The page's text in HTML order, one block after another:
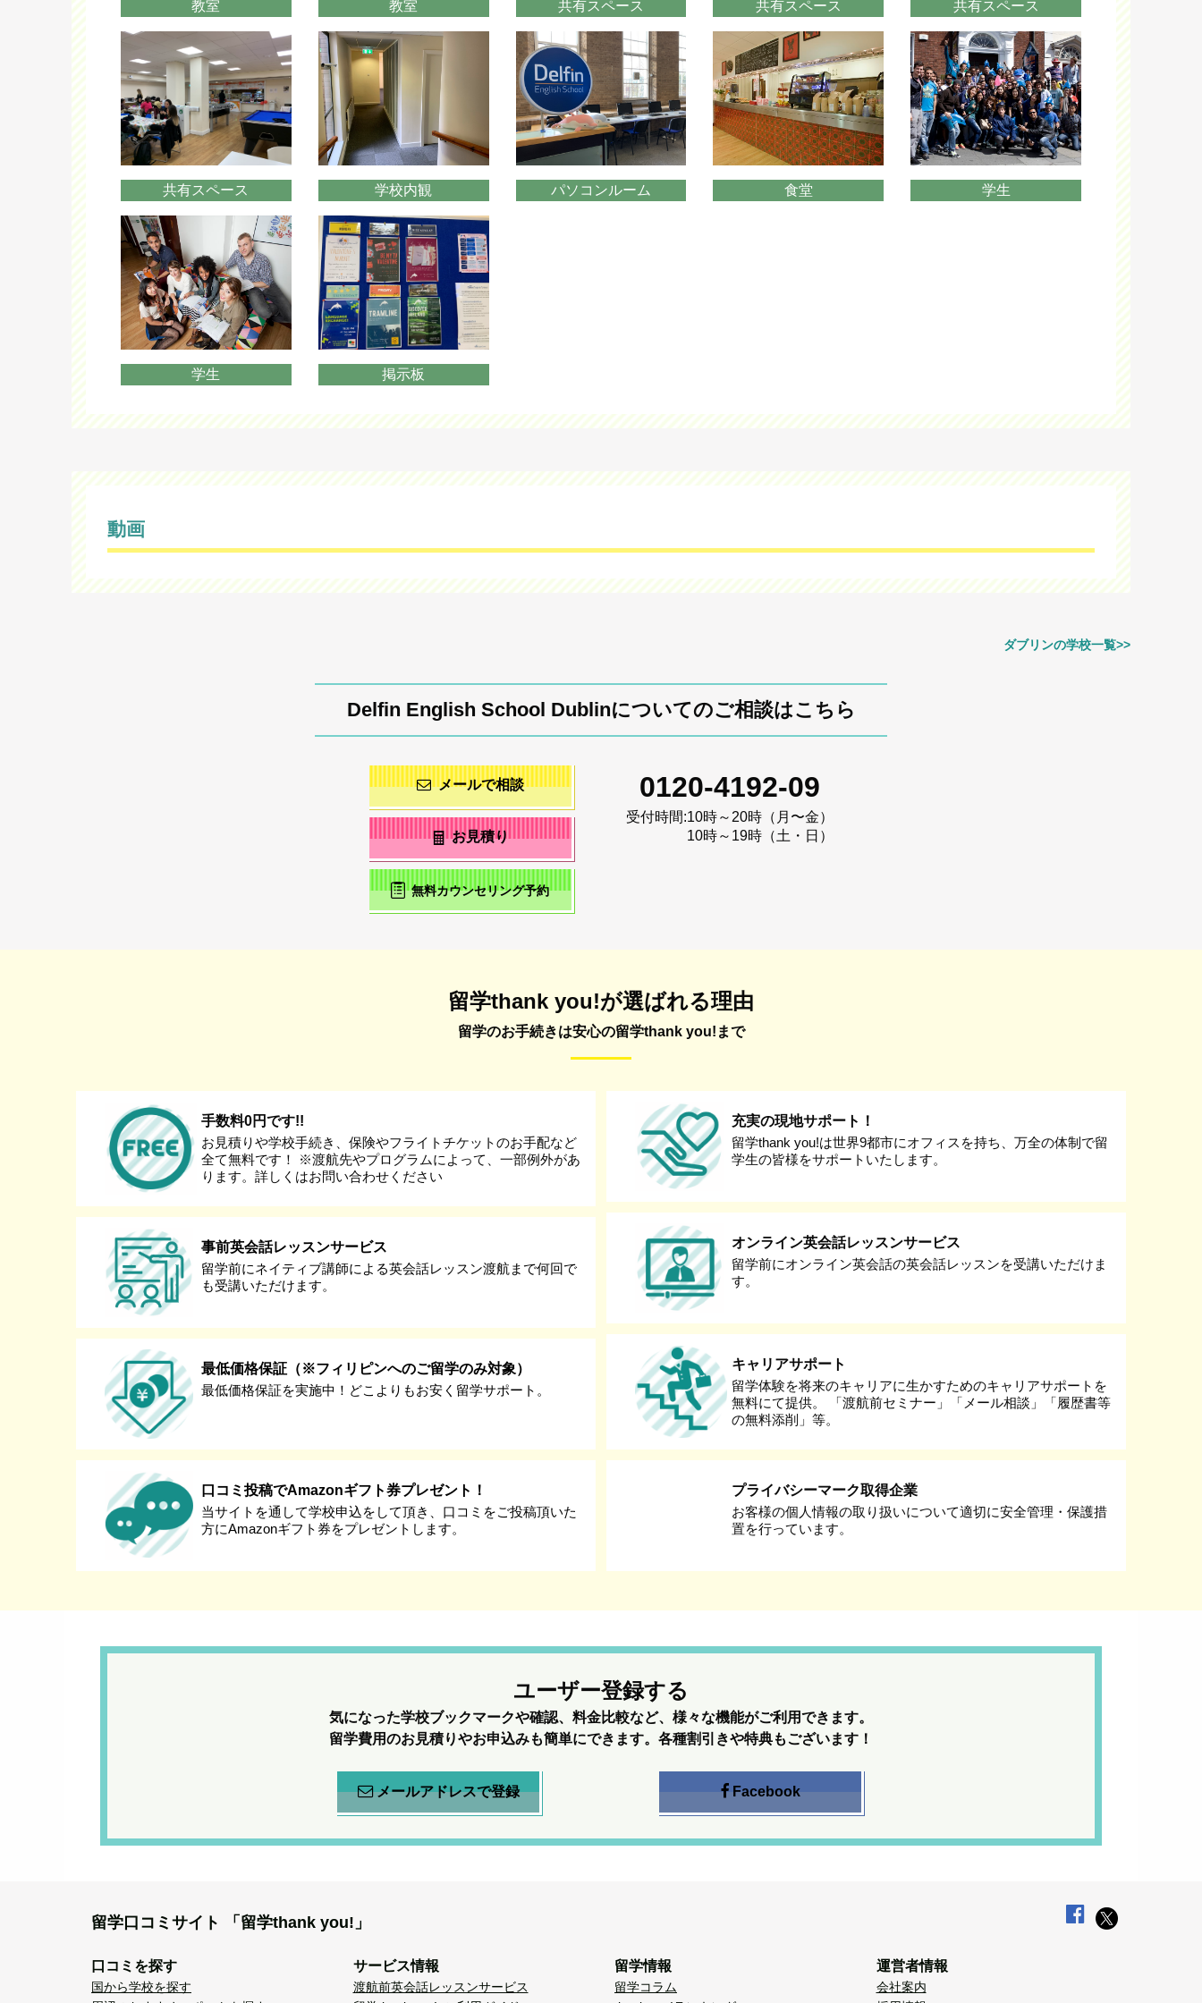
教室 教室 共有スペース 共有スペース 共有スペース
共有スペース 学校内観 パソコンルーム 食堂 学生
学生 掲示板
動画
ダブリンの学校一覧>>
Delfin English School Dublinについてのご相談はこちら
メールで相談
お見積り
無料カウンセリング予約
0120-4192-09
受付時間:10時～20時（月〜金）
10時～19時（土・日）
留学thank you!が選ばれる理由
留学のお手続きは安心の留学thank you!まで
手数料0円です!!
お見積りや学校手続き、保険やフライトチケットのお手配など
全て無料です！ ※渡航先やプログラムによって、一部例外があ
ります。詳しくはお問い合わせください
事前英会話レッスンサービス
留学前にネイティブ講師による英会話レッスン渡航まで何回で
も受講いただけます。
最低価格保証（※フィリピンへのご留学のみ対象）
最低価格保証を実施中！どこよりもお安く留学サポート。
口コミ投稿でAmazonギフト券プレゼント！
当サイトを通して学校申込をして頂き、口コミをご投稿頂いた
方にAmazonギフト券をプレゼントします。
充実の現地サポート！
留学thank you!は世界9都市にオフィスを持ち、万全の体制で留
学生の皆様をサポートいたします。
オンライン英会話レッスンサービス
留学前にオンライン英会話の英会話レッスンを受講いただけま
す。
キャリアサポート
留学体験を将来のキャリアに生かすためのキャリアサポートを
無料にて提供。 「渡航前セミナー」「メール相談」「履歴書等
の無料添削」等。
プライバシーマーク取得企業
お客様の個人情報の取り扱いについて適切に安全管理・保護措
置を行っています。
ユーザー登録する
気になった学校ブックマークや確認、料金比較など、様々な機能がご利用できます。
留学費用のお見積りやお申込みも簡単にできます。各種割引きや特典もございます！
メールアドレスで登録 Facebook
留学口コミサイト 「留学thank you!」
口コミを探す
国から学校を探す
サービス情報
渡航前英会話レッスンサービス
留学情報
留学コラム
運営者情報
会社案内